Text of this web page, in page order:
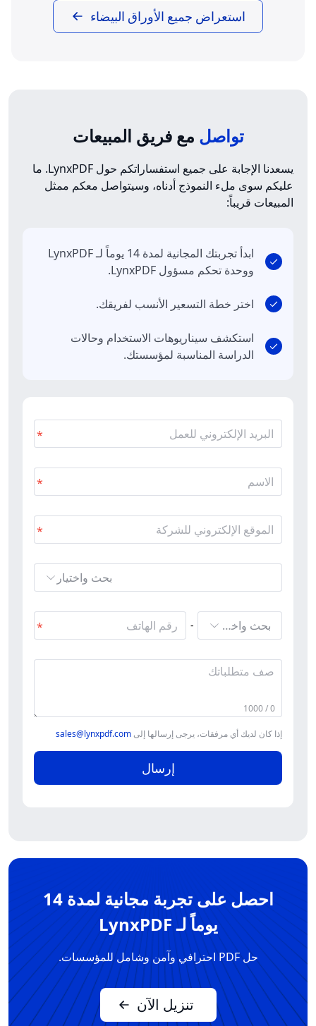
استعراض جميع الأوراق البيضاء
تواصل مع فريق المبيعات
يسعدنا الإجابة على جميع استفساراتكم حول LynxPDF. ما
عليكم سوى ملء النموذج أدناه، وسيتواصل معكم ممثل
المبيعات قريباً:
ابدأ تجربتك المجانية لمدة 14 يوماً لـ LynxPDF
ووحدة تحكم مسؤول LynxPDF.
اختر خطة التسعير الأنسب لفريقك.
استكشف سيناريوهات الاستخدام وحالات
الدراسة المناسبة لمؤسستك.
بحث واختيار
بحث واختيار -
0 / 1000
إذا كان لديك أي مرفقات، يرجى إرسالها إلى sales@lynxpdf.com
إرسال
احصل على تجربة مجانية لمدة 14
يوماً لـ LynxPDF
حل PDF احترافي وآمن وشامل للمؤسسات.
تنزيل الآن